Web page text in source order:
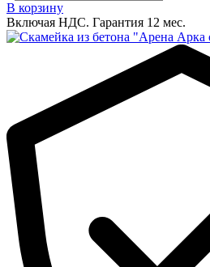
В корзину
Включая НДС. Гарантия 12 мес.